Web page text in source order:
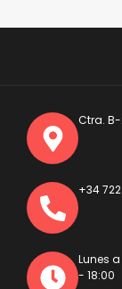
Ctra.
+34
Lunes
- 18:00